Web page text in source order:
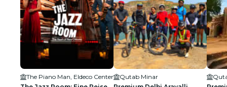
The Piano Man, Eldeco Center
Qutab Minar